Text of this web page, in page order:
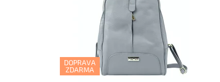
DOPRAVA
ZDARMA